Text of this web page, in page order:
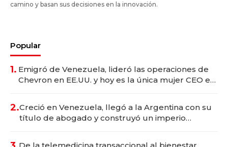
camino y basan sus decisiones en la innovación.
Popular
1. Emigró de Venezuela, lideró las operaciones de
Chevron en EE.UU. y hoy es la única mujer CEO en
2.Creció en Venezuela, llegó a la Argentina con su
título de abogado y construyó un imperio